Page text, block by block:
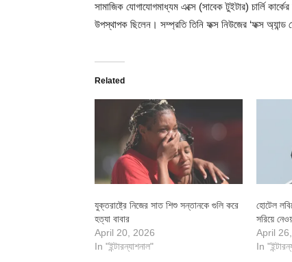
সামাজিক যোগাযোগমাধ্যম এক্সে (সাবেক টুইটার) চার্লি
উপস্থাপক ছিলেন। সম্প্রতি তিনি ফক্স নিউজের ‘ফক্স
Related
যুক্তরাষ্ট্রে নিজের সাত শিশু সন্তানকে গুলি করে
হত্যা বাবার
April 20, 2026
In "ইন্টারন্যাশনাল"
হোটেল
সরিয়ে
April
In